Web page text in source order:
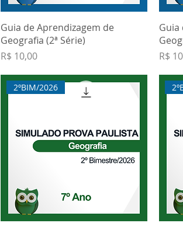
Guia de Aprendizagem de
Geografia (2ª Série)
Preço
R$ 10,00
Guia
R$
2ºBIM/2026